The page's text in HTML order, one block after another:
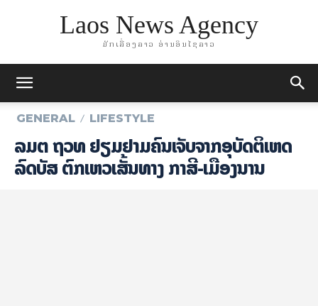
Laos News Agency
ມັກເລື່ອງລາວ ອ່ານອິນໄຊລາວ
GENERAL LIFESTYLE
ລມຕ ຖວທ ຢ້ຽມຢາມຄົນເຈັບຈາກອຸບັດຕິເຫດ
ລົດບັສ ຕົກເຫວເສັ້ນທາງ ກາສີ-ເມືອງນານ